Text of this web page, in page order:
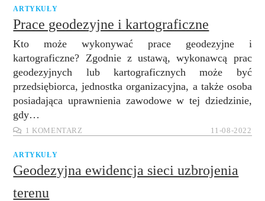
ARTYKUŁY
Prace geodezyjne i kartograficzne
Kto może wykonywać prace geodezyjne i
kartograficzne? Zgodnie z ustawą, wykonawcą prac
geodezyjnych lub kartograficznych może być
przedsiębiorca, jednostka organizacyjna, a także osoba
posiadająca uprawnienia zawodowe w tej dziedzinie,
gdy…
1 KOMENTARZ 11-08-2022
ARTYKUŁY
Geodezyjna ewidencja sieci uzbrojenia
terenu